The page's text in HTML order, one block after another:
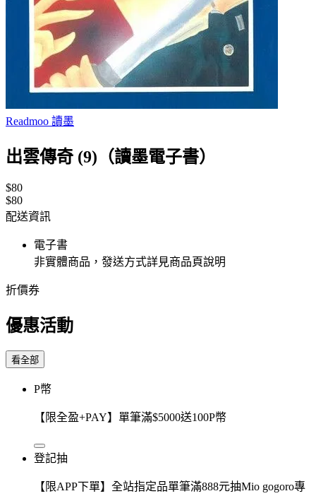
Readmoo 讀墨
出雲傳奇 (9)（讀墨電子書）
$80
$80
配送資訊
電子書
非實體商品，發送方式詳見商品頁說明
折價券
優惠活動
看全部
P幣
【限全盈+PAY】單筆滿$5000送100P幣
登記抽
【限APP下單】全站指定品單筆滿888元抽Mio gogoro專